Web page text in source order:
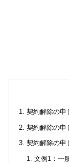
契約解除の申
契約解除の申
契約解除の申
文例1：一